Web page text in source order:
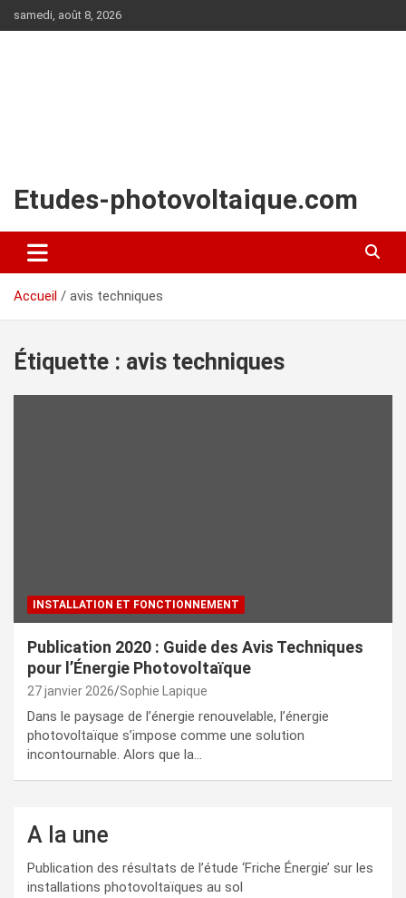
au
samedi, août 8, 2026
Etudes-photovoltaique.com
Accueil avis techniques
Étiquette : avis techniques
INSTALLATION ET FONCTIONNEMENT
Publication 2020 : Guide des Avis Techniques
pour l’Énergie Photovoltaïque
27 janvier 2026 Sophie Lapique
Dans le paysage de l’énergie renouvelable, l’énergie
photovoltaïque s’impose comme une solution
incontournable. Alors que la…
A la une
Publication des résultats de l’étude ‘Friche Énergie’ sur les
installations photovoltaïques au sol